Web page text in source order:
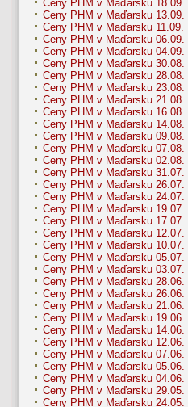
Ceny PHM v Maďarsku 18.09.
Ceny PHM v Maďarsku 13.09.
Ceny PHM v Maďarsku 11.09.
Ceny PHM v Maďarsku 06.09.
Ceny PHM v Maďarsku 04.09.
Ceny PHM v Maďarsku 30.08.
Ceny PHM v Maďarsku 28.08.
Ceny PHM v Maďarsku 23.08.
Ceny PHM v Maďarsku 21.08.
Ceny PHM v Maďarsku 16.08.
Ceny PHM v Maďarsku 14.08.
Ceny PHM v Maďarsku 09.08.
Ceny PHM v Maďarsku 07.08.
Ceny PHM v Maďarsku 02.08.
Ceny PHM v Maďarsku 31.07.
Ceny PHM v Maďarsku 26.07.
Ceny PHM v Maďarsku 24.07.
Ceny PHM v Maďarsku 19.07.
Ceny PHM v Maďarsku 17.07.
Ceny PHM v Maďarsku 12.07.
Ceny PHM v Maďarsku 10.07.
Ceny PHM v Maďarsku 05.07.
Ceny PHM v Maďarsku 03.07.
Ceny PHM v Maďarsku 28.06.
Ceny PHM v Maďarsku 26.06.
Ceny PHM v Maďarsku 21.06.
Ceny PHM v Maďarsku 19.06.
Ceny PHM v Maďarsku 14.06.
Ceny PHM v Maďarsku 12.06.
Ceny PHM v Maďarsku 07.06.
Ceny PHM v Maďarsku 05.06.
Ceny PHM v Maďarsku 04.06.
Ceny PHM v Maďarsku 29.05.
Ceny PHM v Maďarsku 24.05.